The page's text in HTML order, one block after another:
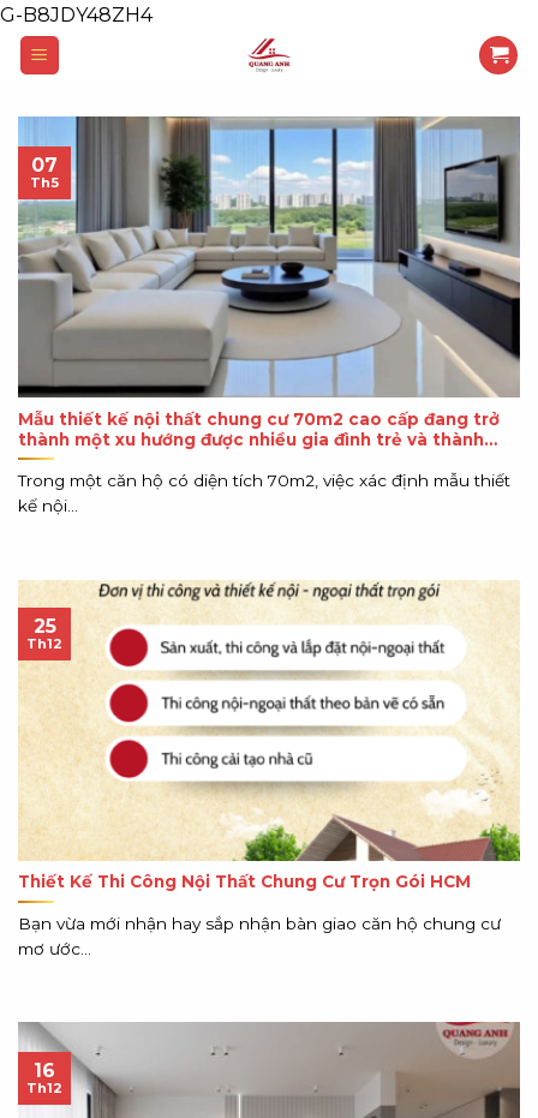
G-B8JDY48ZH4Skip
Mẫu thiết kế nội thất chung cư 70m2 cao cấp đang trở
thành một xu hướng được nhiều gia đình trẻ và thành
phố lớn ưu chuộng hiện nay.
Trong một căn hộ có diện tích 70m2, việc xác định mẫu thiết
kế nội...
07
Th5
Thiết Kế Thi Công Nội Thất Chung Cư Trọn Gói HCM
Bạn vừa mới nhận hay sắp nhận bàn giao căn hộ chung cư
mơ ước...
25
Th12
16
Th12